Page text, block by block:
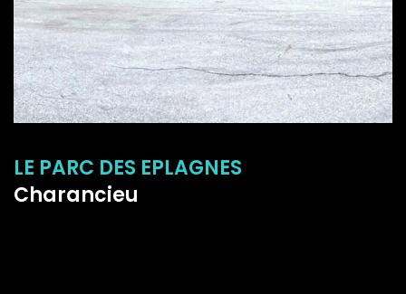
LE PARC DES EPLAGNES
Charancieu